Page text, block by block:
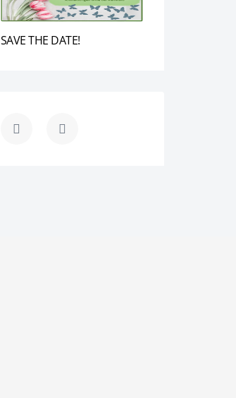
SAVE THE DATE!